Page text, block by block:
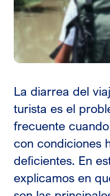
La diarrea del
turista es el
frecuente
con condiciones
deficientes. En
explicamos en